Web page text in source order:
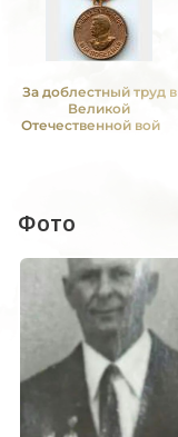
За доблестный труд в
Великой
Отечественной войне
Фото